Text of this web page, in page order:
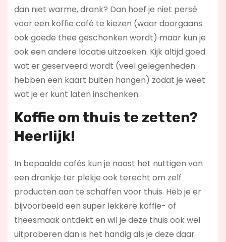
dan niet warme, drank? Dan hoef je niet persé
voor een koffie café te kiezen (waar doorgaans
ook goede thee geschonken wordt) maar kun je
ook een andere locatie uitzoeken. Kijk altijd goed
wat er geserveerd wordt (veel gelegenheden
hebben een kaart buiten hangen) zodat je weet
wat je er kunt laten inschenken.
Koffie om thuis te zetten?
Heerlijk!
In bepaalde cafés kun je naast het nuttigen van
een drankje ter plekje ook terecht om zelf
producten aan te schaffen voor thuis. Heb je er
bijvoorbeeld een super lekkere koffie- of
theesmaak ontdekt en wil je deze thuis ook wel
uitproberen dan is het handig als je deze daar